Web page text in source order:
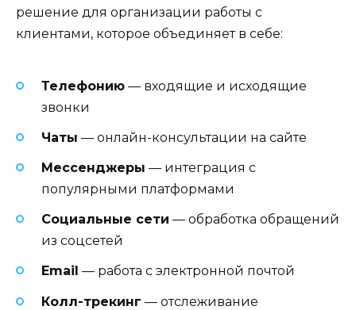
решение для организации работы с
клиентами, которое объединяет в себе:
Телефонию — входящие и исходящие
звонки
Чаты — онлайн-консультации на сайте
Мессенджеры — интеграция с
популярными платформами
Социальные сети — обработка обращений
из соцсетей
Email — работа с электронной почтой
Колл-трекинг — отслеживание